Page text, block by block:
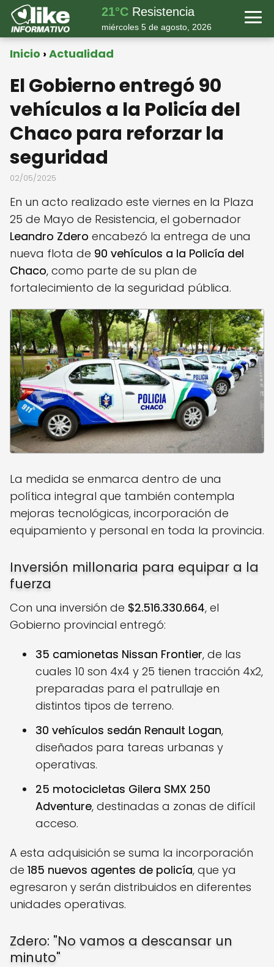
21°C Resistencia
miércoles 5 de agosto, 2026
Inicio Actualidad
El Gobierno entregó 90
vehículos a la Policía del
Chaco para reforzar la
seguridad
02/05/2025
En un acto realizado este viernes en la Plaza
25 de Mayo de Resistencia, el gobernador
Leandro Zdero encabezó la entrega de una
nueva flota de 90 vehículos a la Policía del
Chaco, como parte de su plan de
fortalecimiento de la seguridad pública.
La medida se enmarca dentro de una
política integral que también contempla
mejoras tecnológicas, incorporación de
equipamiento y personal en toda la provincia.
Inversión millonaria para equipar a la
fuerza
Con una inversión de $2.516.330.664, el
Gobierno provincial entregó:
35 camionetas Nissan Frontier, de las
cuales 10 son 4x4 y 25 tienen tracción 4x2,
preparadas para el patrullaje en
distintos tipos de terreno.
30 vehículos sedán Renault Logan,
diseñados para tareas urbanas y
operativas.
25 motocicletas Gilera SMX 250
Adventure, destinadas a zonas de difícil
acceso.
A esta adquisición se suma la incorporación
de 185 nuevos agentes de policía, que ya
egresaron y serán distribuidos en diferentes
unidades operativas.
Zdero: "No vamos a descansar un
minuto"